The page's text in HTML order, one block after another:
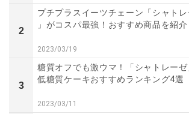
2
プチプラスイーツチェーン「シャト
」がコスパ最強！おすすめ商品を紹介
2023/03/19
3
糖質オフでも激ウマ！「シャトレー
低糖質ケーキおすすめランキング4選
2023/03/11